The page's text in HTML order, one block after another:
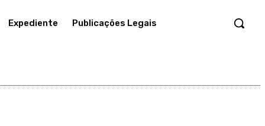
Expediente Publicações Legais